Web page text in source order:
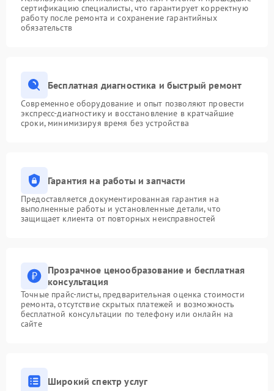
сертификацию специалисты, что гарантирует корректную
работу после ремонта и сохранение гарантийных
обязательств
Бесплатная диагностика и быстрый ремонт
Современное оборудование и опыт позволяют провести
экспресс-диагностику и восстановление в кратчайшие
сроки, минимизируя время без устройства
Гарантия на работы и запчасти
Предоставляется документированная гарантия на
выполненные работы и установленные детали, что
защищает клиента от повторных неисправностей
Прозрачное ценообразование и бесплатная
консультация
Точные прайс-листы, предварительная оценка стоимости
ремонта, отсутствие скрытых платежей и возможность
бесплатной консультации по телефону или онлайн на
сайте
Широкий спектр услуг